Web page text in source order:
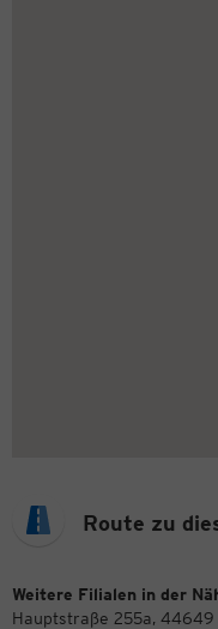
Route zu
Weitere Filialen in der
Hauptstraße 255a, 44649